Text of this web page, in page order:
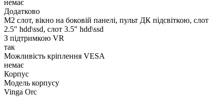
немає
Додатково
M2 слот, вікно на боковій панелі, пульт ДК підсвіткою, слот
2.5" hdd\ssd, слот 3.5" hdd\ssd
З підтримкою VR
так
Можливість кріплення VESA
немає
Корпус
Модель корпусу
Vinga Orc